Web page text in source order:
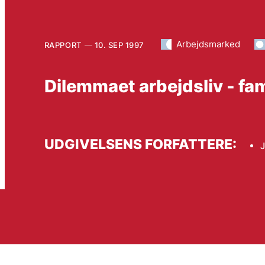
RAPPORT 10. SEP 1997 Arbejdsmarked
Dilemmaet arbejdsliv -
UDGIVELSENS FORFATTERE: